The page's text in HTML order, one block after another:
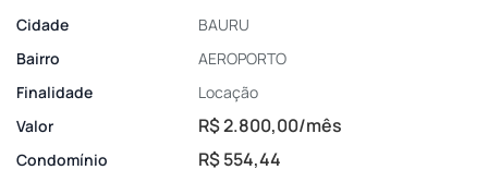
Cidade
BAURU
Bairro
AEROPORTO
Finalidade
Locação
Valor
R$ 2.800,00/mês
Condomínio R$ 554,44